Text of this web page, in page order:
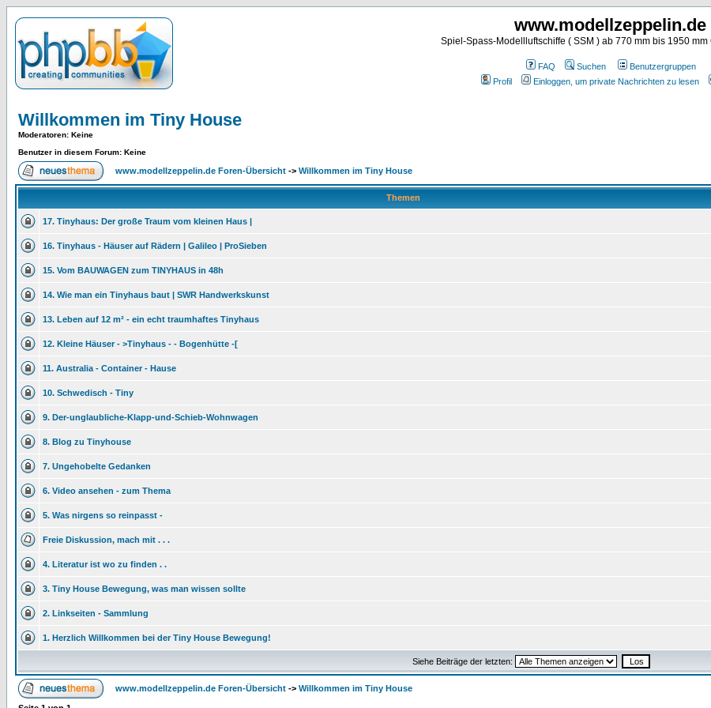
www.modellzeppelin.de
Spiel-Spass-Modellluftschiffe ( SSM ) ab 770 mm bis 1950
FAQ Suchen
Benutzergruppen
Profil
Einloggen, um private Nachrichten zu lesen
Willkommen im Tiny House
Moderatoren: Keine
Benutzer in diesem Forum: Keine
www.modellzeppelin.de Foren-Übersicht -> Willkommen im Tiny House
Themen
17. Tinyhaus: Der große Traum vom kleinen Haus |
16. Tinyhaus - Häuser auf Rädern | Galileo | ProSieben
15. Vom BAUWAGEN zum TINYHAUS in 48h
14. Wie man ein Tinyhaus baut | SWR Handwerkskunst
13. Leben auf 12 m² - ein echt traumhaftes Tinyhaus
12. Kleine Häuser - >Tinyhaus - - Bogenhütte -[
11. Australia - Container - Hause
10. Schwedisch - Tiny
9. Der-unglaubliche-Klapp-und-Schieb-Wohnwagen
8. Blog zu Tinyhouse
7. Ungehobelte Gedanken
6. Video ansehen - zum Thema
5. Was nirgens so reinpasst -
Freie Diskussion, mach mit . . .
4. Literatur ist wo zu finden . .
3. Tiny House Bewegung, was man wissen sollte
2. Linkseiten - Sammlung
1. Herzlich Willkommen bei der Tiny House Bewegung!
Siehe Beiträge der letzten:
www.modellzeppelin.de Foren-Übersicht -> Willkommen im Tiny House